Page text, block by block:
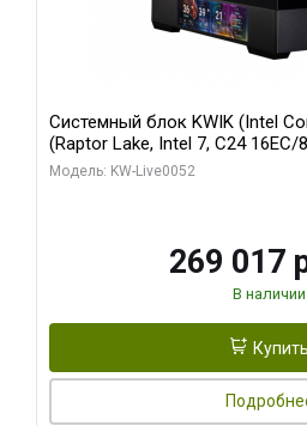
Системный блок KWIK (Intel
(Raptor Lake, Intel 7, C24
модуля)/ Palit RTX5080
Модель: KW-Live0052
269 017
В наличии
Купить